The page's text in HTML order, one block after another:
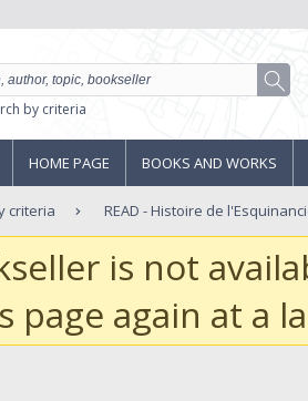
by criteria
HOME PAGE BOOKS AND WORKS
criteria READ - Histoire de
is not
page again at a